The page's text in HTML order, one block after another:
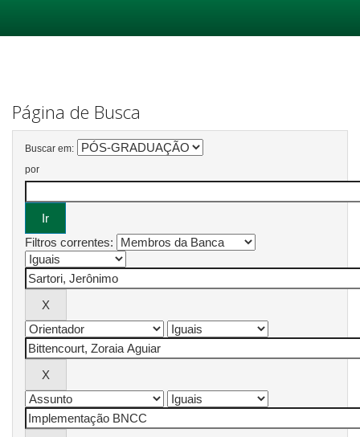
Página de Busca
Buscar em:
por
Filtros correntes: